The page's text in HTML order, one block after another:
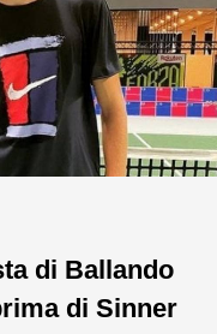
di Ballando
di Sinner